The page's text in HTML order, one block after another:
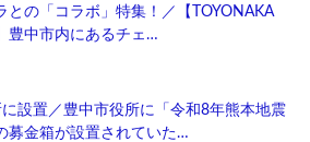
との「コラボ」特集！／【TOYONAKA
豊中市内にあるチェ…
設置／豊中市役所に「令和8年熊本地震
募金箱が設置されていた…